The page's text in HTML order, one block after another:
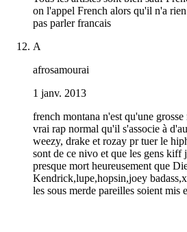
on l'appel French alors qu'il n'a
pas parler francais
A
afrosamourai
1 janv. 2013
french montana n'est qu'une
vrai rap normal qu'il s'associe à
weezy, drake et rozay pr tuer le
sont de ce nivo et que les gens kiff
presque mort heureusement que
Kendrick,lupe,hopsin,joey
les sous merde pareilles soient mis